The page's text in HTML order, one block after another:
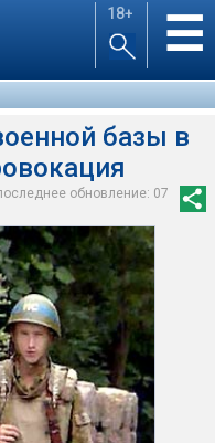
18+ ☰
базы в
обновление: 07